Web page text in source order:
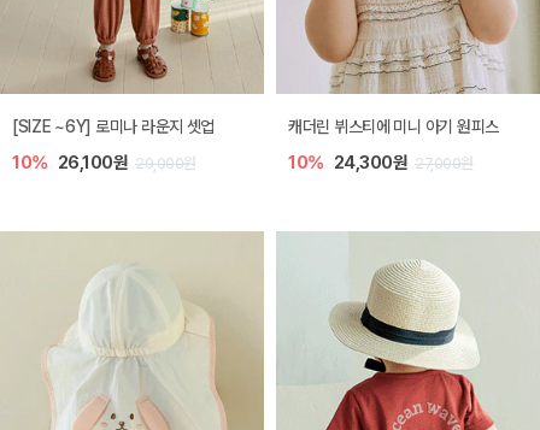
[SIZE ~6Y] 로미나 라운지 셋업
10% 26,100원 29,000원
캐더린 뷔스티에 미니 아기 원피스
10% 24,300원 27,000원